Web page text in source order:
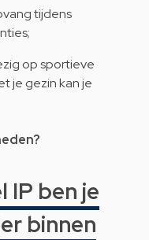
tijdens
op sportieve
je gezin kan je
IP ben je
binnen